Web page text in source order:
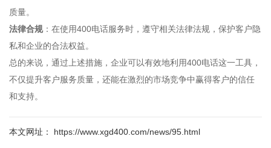
质量。
法律合规：在使用400电话服务时，遵守相关法律法规，保护客户隐
私和企业的合法权益。
总的来说，通过上述措施，企业可以有效地利用400电话这一工具，
不仅提升客户服务质量，还能在激烈的市场竞争中赢得客户的信任
和支持。
本文网址： https://www.xgd400.com/news/95.html